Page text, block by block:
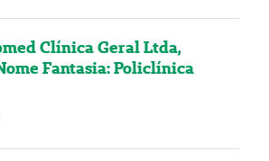
Clínica Geral Ltda,
Fantasia: Policlínica